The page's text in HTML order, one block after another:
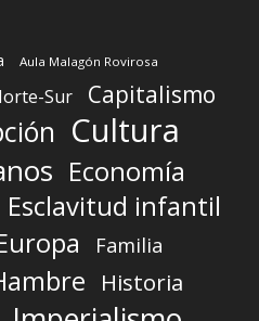
Aula Malagón Rovirosa
Sur Capitalismo
Cultura
Economía
Esclavitud infantil
Familia
Historia